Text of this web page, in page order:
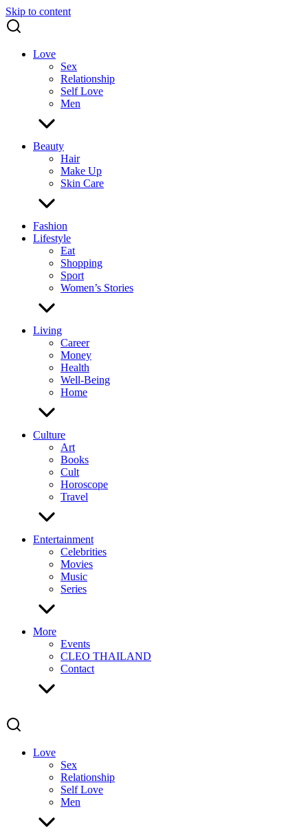
Skip to content
Love
Sex
Relationship
Self Love
Men
Beauty
Hair
Make Up
Skin Care
Fashion
Lifestyle
Eat
Shopping
Sport
Women’s Stories
Living
Career
Money
Health
Well-Being
Home
Culture
Art
Books
Cult
Horoscope
Travel
Entertainment
Celebrities
Movies
Music
Series
More
Events
CLEO THAILAND
Contact
Love
Sex
Relationship
Self Love
Men